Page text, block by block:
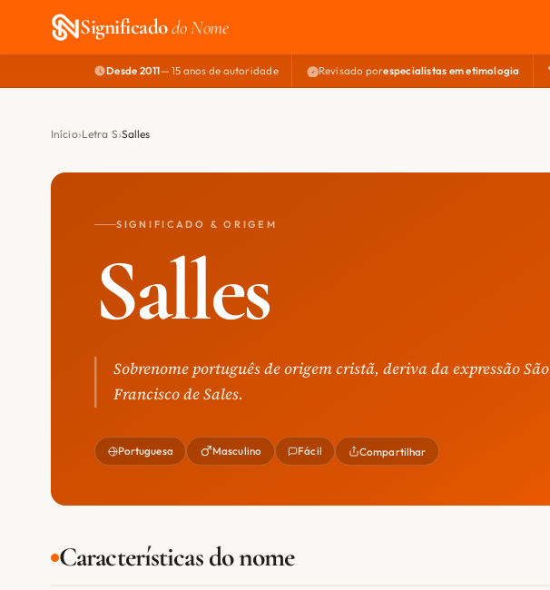
Significadodo Nome
Desde 2011— 15 anos de autoridade Revisado porespecialistas em etimologia
Início Letra S Salles
SIGNIFICADO & ORIGEM
Salles
Sobrenome português de origem cristã, deriva da expressão São
Francisco de Sales.
Portuguesa Masculino Fácil Compartilhar
Características do nome